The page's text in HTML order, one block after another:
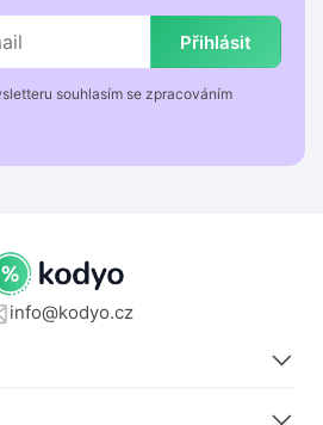
Přihlásit
souhlasím se zpracováním
info@kodyo.cz